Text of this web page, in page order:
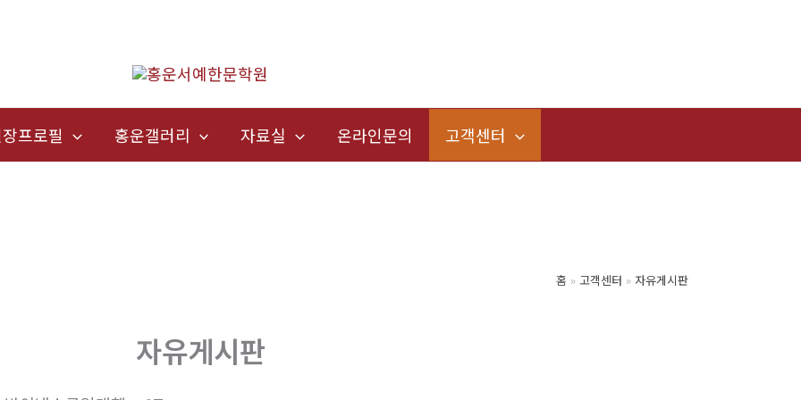
프로필 홍운갤러리 자료실 온라인문의 고객센터
홈 고객센터 자유게시판
자유게시판